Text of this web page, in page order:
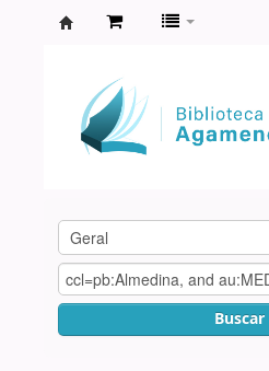
Agamenon
Magalhães
Buscar